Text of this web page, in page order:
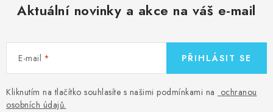
Aktuální novinky a akce na váš e-mail
E-mail
Kliknutím na tlačítko souhlasíte s našimi podmínkami na ochranou
osobních údajů.
PŘIHLÁSIT SE